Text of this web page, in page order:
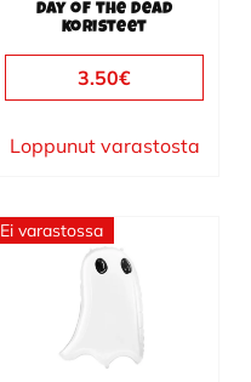
Day of the Dead
koristeet
3.50€
Loppunut varastosta
Ei varastossa